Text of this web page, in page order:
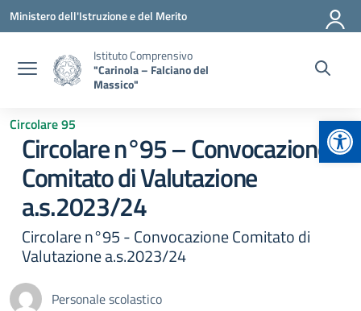
Vai ai contenuti
Vai al menu di navigazione
Vai al footer
Ministero dell'Istruzione e del Merito
Istituto Comprensivo
"Carinola – Falciano del
Massico"
Circolare 95
Circolare n°95 – Convocazione
Comitato di Valutazione
a.s.2023/24
Circolare n°95 - Convocazione Comitato di
Valutazione a.s.2023/24
Personale scolastico